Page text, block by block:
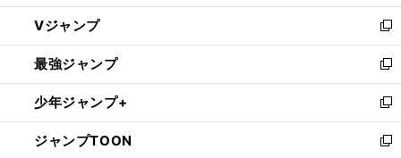
ウ
ィ
ン
ド
ウ
で
開
く
し
い
ウ
ィ
ン
ド
ウ
で
Vジャンプ
新
し
い
ウ
ィ
ン
ド
最強ジャンプ
新
し
い
ウ
ィ
少年ジャンプ+
新
し
い
ジャンプTOON
新